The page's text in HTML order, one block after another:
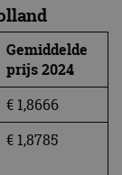
Gemiddelde
prijs 2024
€ 1,8666
€ 1,8785